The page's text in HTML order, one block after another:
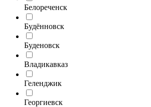
Белореченск
Будённовск
Буденовск
Владикавказ
Геленджик
Георгиевск